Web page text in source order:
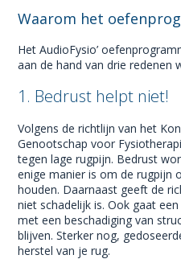
Waarom het
Het AudioFysio’
aan de hand van drie redenen
1. Bedrust helpt niet!
Volgens de richtlijn van het
Genootschap voor
tegen lage rugpijn. Bedrust
enige manier is om de rugpijn
houden. Daarnaast geeft de
niet schadelijk is. Ook gaat
met een beschadiging van
blijven. Sterker nog,
herstel van je rug.